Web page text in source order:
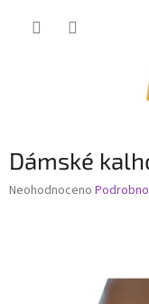
Dámské
Průměrné
Neohodnoceno